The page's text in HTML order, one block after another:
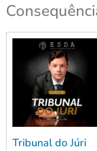
Tribunal do Júri